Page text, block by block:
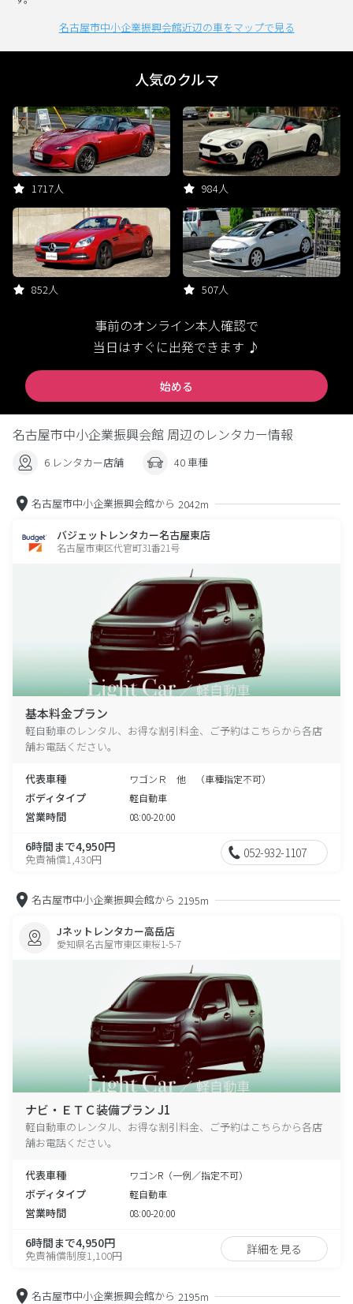
名古屋市中小企業振興会館近辺の車をマップで見る
人気のクルマ
1717人 984人
852人 507人
事前のオンライン本人確認で
当日はすぐに出発できます ♪
始める
名古屋市中小企業振興会館 周辺のレンタカー情報
6 レンタカー店舗 40 車種
名古屋市中小企業振興会館から 2042m
バジェットレンタカー名古屋東店
名古屋市東区代官町31番21号
基本料金プラン
軽自動車のレンタル、お得な割引料金、ご予約はこちらから各店
舗お電話ください。
代表車種 ワゴンＲ 他 （車種指定不可）
ボディタイプ 軽自動車
営業時間 08:00-20:00
6時間まで4,950円
免責補償1,430円 052-932-1107
名古屋市中小企業振興会館から 2195m
Jネットレンタカー高岳店
愛知県名古屋市東区東桜1-5-7
ナビ・ＥＴＣ装備プラン J1
軽自動車のレンタル、お得な割引料金、ご予約はこちらから各店
舗お電話ください。
代表車種 ワゴンR（一例／指定不可）
ボディタイプ 軽自動車
営業時間 08:00-20:00
6時間まで4,950円
免責補償制度1,100円 詳細を見る
名古屋市中小企業振興会館から 2195m